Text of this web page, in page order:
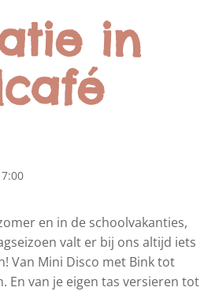
in
en in de schoolvakanties,
valt er bij ons altijd iets
Van Mini Disco met Bink tot
En van je eigen tas versieren tot